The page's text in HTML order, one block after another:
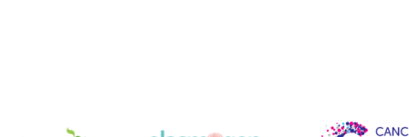
た豊富な経験を有しています。